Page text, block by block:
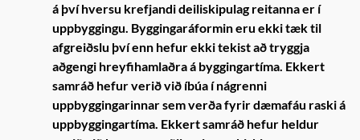
á því hversu krefjandi deiliskipulag reitanna er í
uppbyggingu. Byggingaráformin eru ekki tæk til
afgreiðslu því enn hefur ekki tekist að tryggja
aðgengi hreyfihamlaðra á byggingartíma. Ekkert
samráð hefur verið við íbúa í nágrenni
uppbyggingarinnar sem verða fyrir dæmafáu raski á
uppbyggingartíma. Ekkert samráð hefur heldur